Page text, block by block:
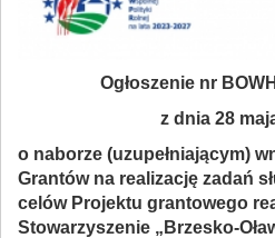
Ogłoszenie nr
z dnia 28
o naborze (uzupełniającym)
Grantów na realizację zadań
celów Projektu grantowego
Stowarzyszenie „Brzesko-